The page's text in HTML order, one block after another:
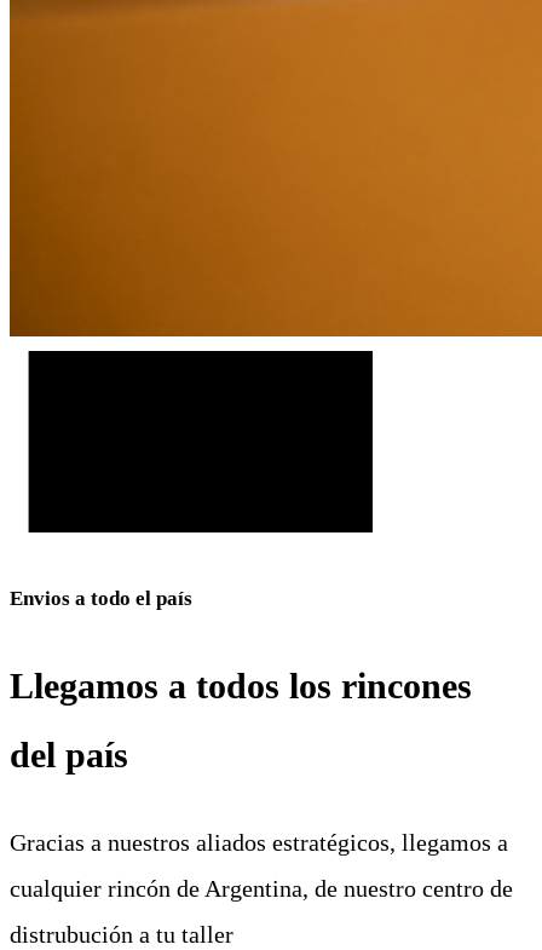
Envios a todo el país
Llegamos a todos los rincones
del país
Gracias a nuestros aliados estratégicos, llegamos a
cualquier rincón de Argentina, de nuestro centro de
distrubución a tu taller